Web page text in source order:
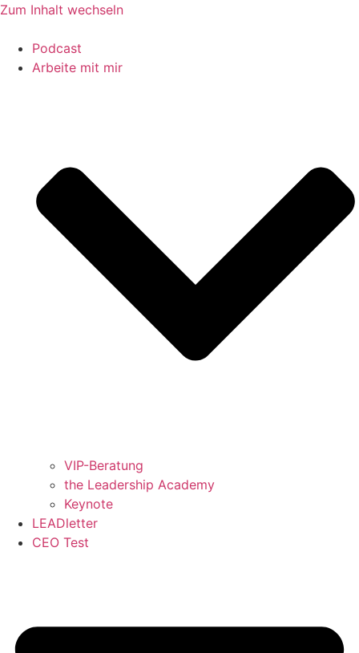
Zum Inhalt wechseln
Podcast
Arbeite mit mir
VIP-Beratung
the Leadership Academy
Keynote
LEADletter
CEO Test